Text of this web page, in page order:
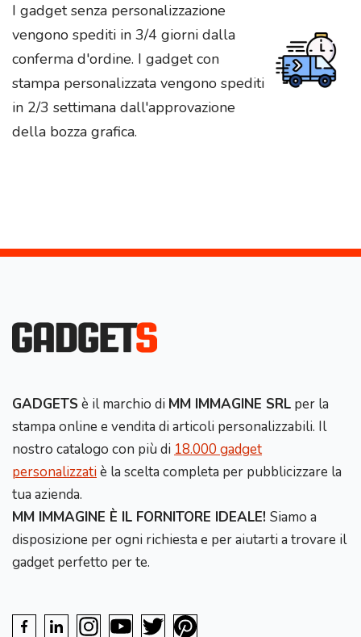
I gadget senza personalizzazione
vengono spediti in 3/4 giorni dalla
conferma d'ordine. I gadget con
stampa personalizzata vengono spediti
in 2/3 settimana dall'approvazione
della bozza grafica.
GADGETS è il marchio di MM IMMAGINE SRL per la
stampa online e vendita di articoli personalizzabili. Il
nostro catalogo con più di 18.000 gadget
personalizzatiè la scelta completa per pubblicizzare la
tua azienda.
MM IMMAGINE È IL FORNITORE IDEALE! Siamo a
disposizione per ogni richiesta e per aiutarti a trovare il
gadget perfetto per te.